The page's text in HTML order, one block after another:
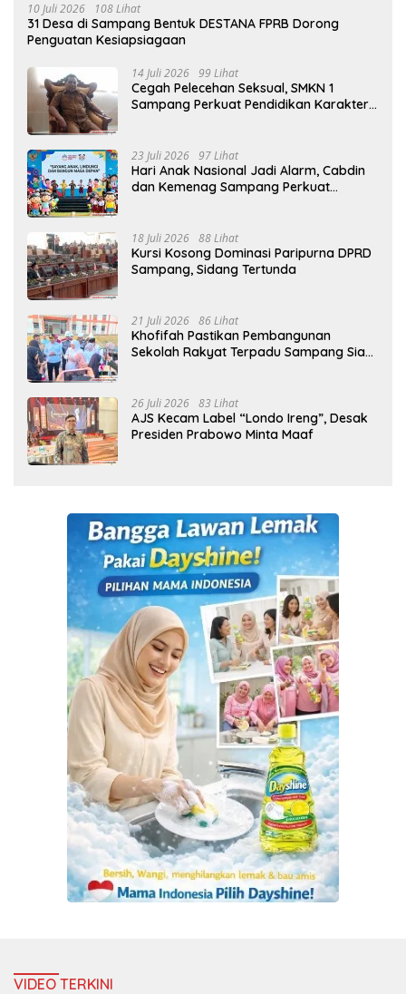
10 Juli 2026 108 Lihat
31 Desa di Sampang Bentuk DESTANA FPRB Dorong
Penguatan Kesiapsiagaan
14 Juli 2026 99 Lihat
Cegah Pelecehan Seksual, SMKN 1
Sampang Perkuat Pendidikan Karakter
23 Juli 2026 97 Lihat
Hari Anak Nasional Jadi Alarm, Cabdin
dan Kemenag Sampang Perkuat
18 Juli 2026 88 Lihat
Kursi Kosong Dominasi Paripurna DPRD
Sampang, Sidang Tertunda
21 Juli 2026 86 Lihat
Khofifah Pastikan Pembangunan
Sekolah Rakyat Terpadu Sampang Siap
26 Juli 2026 83 Lihat
AJS Kecam Label “Londo Ireng”, Desak
Presiden Prabowo Minta Maaf
VIDEO TERKINI